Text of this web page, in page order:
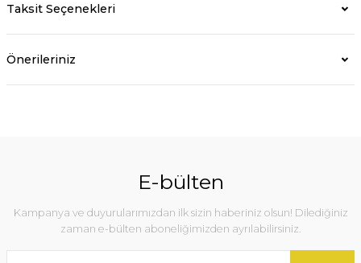
Taksit Seçenekleri
Önerileriniz
E-bülten
Kampanya ve duyurularımızdan ilk sizin haberiniz olsun! Dilediğiniz
zaman e-bülten aboneliğimizden ayrılabilirsiniz.